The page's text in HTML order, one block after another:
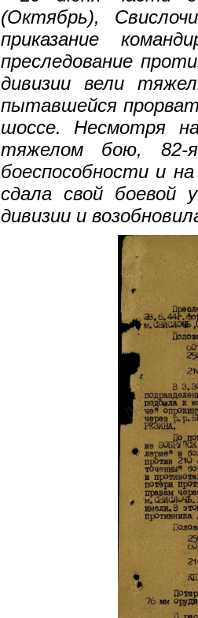
(Октябрь),
приказание
преследование
дивизии вели
пытавшейся
шоссе. Несмотря
тяжелом бою, 82-
боеспособности и
сдала свой боевой
дивизии и